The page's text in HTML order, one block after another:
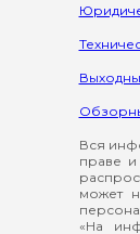
Вся
праве
может
«На